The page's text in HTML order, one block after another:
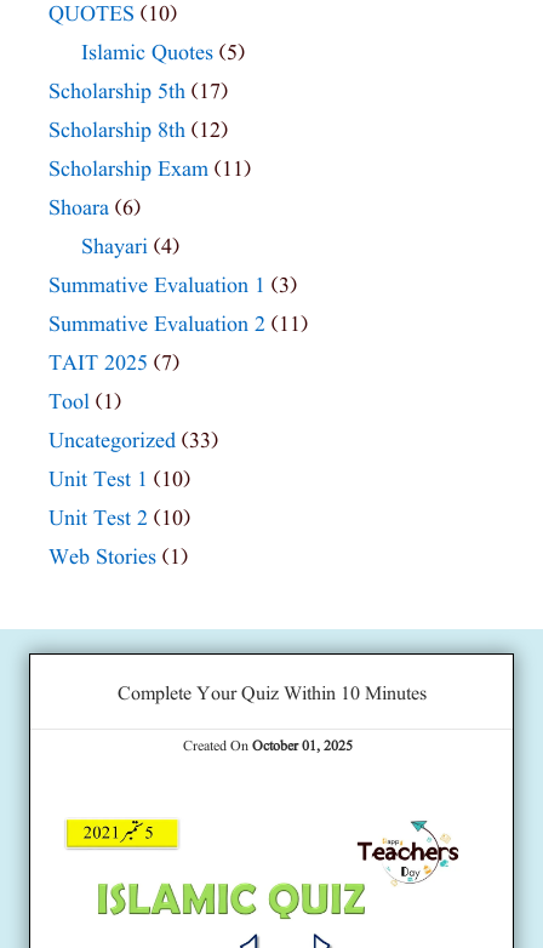
QUOTES (10)
Islamic Quotes (5)
Scholarship 5th (17)
Scholarship 8th (12)
Scholarship Exam (11)
Shoara (6)
Shayari (4)
Summative Evaluation 1 (3)
Summative Evaluation 2 (11)
TAIT 2025 (7)
Tool (1)
Uncategorized (33)
Unit Test 1 (10)
Unit Test 2 (10)
Web Stories (1)
Complete Your Quiz Within 10 Minutes
Created OnOctober 01, 2025